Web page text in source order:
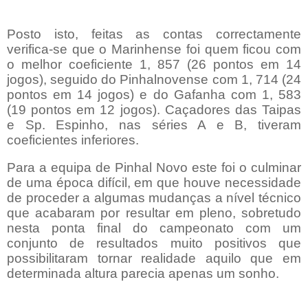
Posto isto, feitas as contas correctamente
verifica-se que o Marinhense foi quem ficou com
o melhor coeficiente 1, 857 (26 pontos em 14
jogos), seguido do Pinhalnovense com 1, 714 (24
pontos em 14 jogos) e do Gafanha com 1, 583
(19 pontos em 12 jogos). Caçadores das Taipas
e Sp. Espinho, nas séries A e B, tiveram
coeficientes inferiores.
Para a equipa de Pinhal Novo este foi o culminar
de uma época difícil, em que houve necessidade
de proceder a algumas mudanças a nível técnico
que acabaram por resultar em pleno, sobretudo
nesta ponta final do campeonato com um
conjunto de resultados muito positivos que
possibilitaram tornar realidade aquilo que em
determinada altura parecia apenas um sonho.